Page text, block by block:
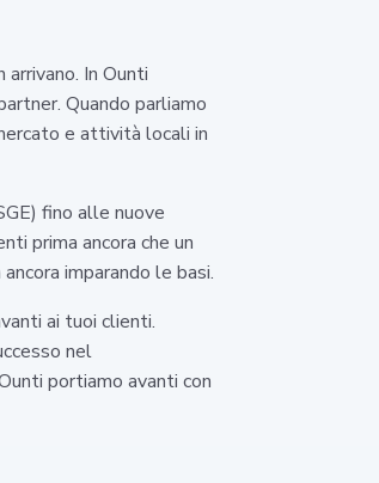
In Ounti
Quando parliamo
e attività locali in
fino alle nuove
prima ancora che un
imparando le basi.
ai tuoi clienti.
nel
portiamo avanti con